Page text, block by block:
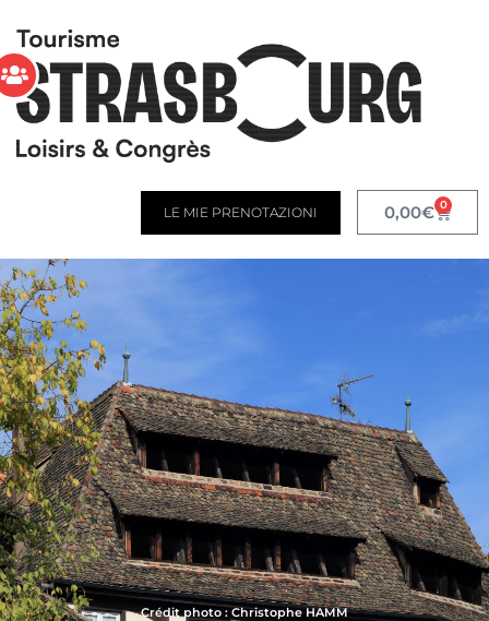
LE MIE PRENOTAZIONI 0,00€ 0
Crédit photo : Christophe HAMM